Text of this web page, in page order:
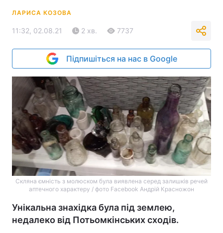
ЛАРИСА КОЗОВА
11:32, 02.08.21 2 хв. 7737
Підпишіться на нас в Google
Скляна ємність з молюском була виявлена серед залишків речей
аптечного характеру / фото Facebook Андрій Красножон
Унікальна знахідка була під землею,
недалеко від Потьомкінських сходів.